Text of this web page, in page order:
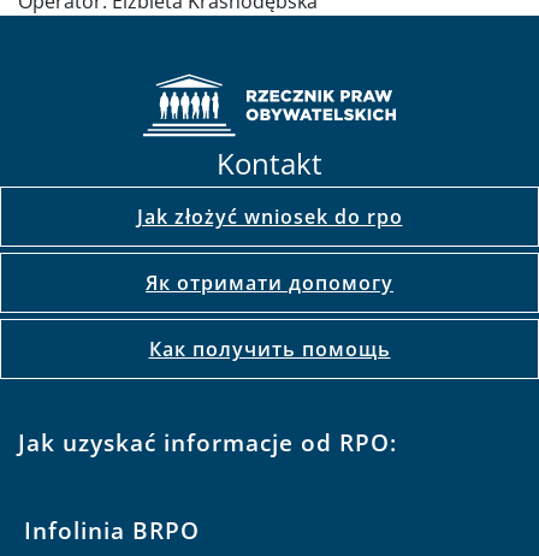
Kontakt
Jak złożyć wniosek do rpo
Як отримати допомогу
Как получить помощь
Jak uzyskać informacje od RPO:
Infolinia BRPO